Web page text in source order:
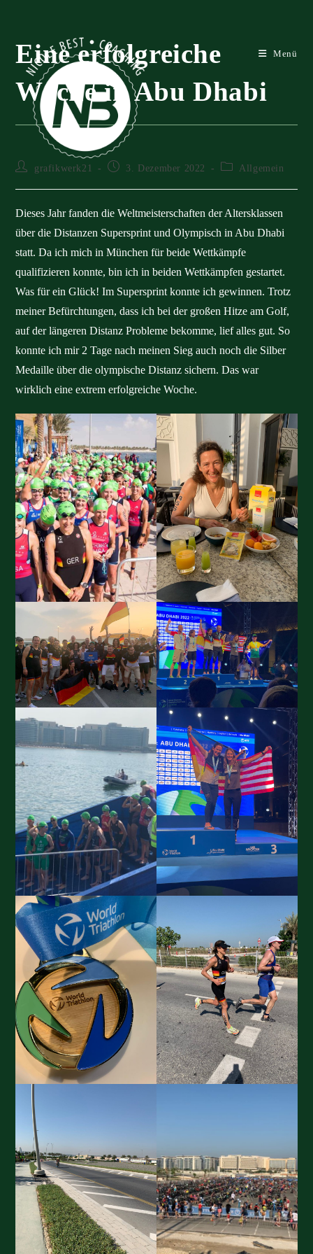
springen
Menü
Eine erfolgreiche
Woche in Abu Dhabi
Beitrags-grafikwerk21
Beitrag3. Dezember 2022
Beitrags-Allgemein
Dieses Jahr fanden die Weltmeisterschaften der Altersklassen
über die Distanzen Supersprint und Olympisch in Abu Dhabi
statt. Da ich mich in München für beide Wettkämpfe
qualifizieren konnte, bin ich in beiden Wettkämpfen gestartet.
Was für ein Glück! Im Supersprint konnte ich gewinnen. Trotz
meiner Befürchtungen, dass ich bei der großen Hitze am Golf,
auf der längeren Distanz Probleme bekomme, lief alles gut. So
konnte ich mir 2 Tage nach meinen Sieg auch noch die Silber
Medaille über die olympische Distanz sichern. Das war
wirklich eine extrem erfolgreiche Woche.